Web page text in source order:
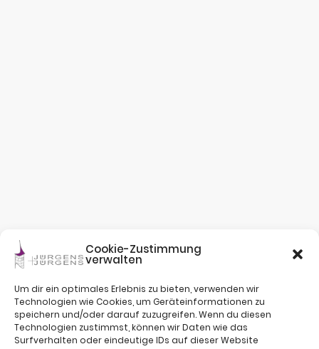
Cookie-Zustimmung
verwalten
Um dir ein optimales Erlebnis zu bieten, verwenden wir
Technologien wie Cookies, um Geräteinformationen zu
speichern und/oder darauf zuzugreifen. Wenn du diesen
Technologien zustimmst, können wir Daten wie das
Surfverhalten oder eindeutige IDs auf dieser Website